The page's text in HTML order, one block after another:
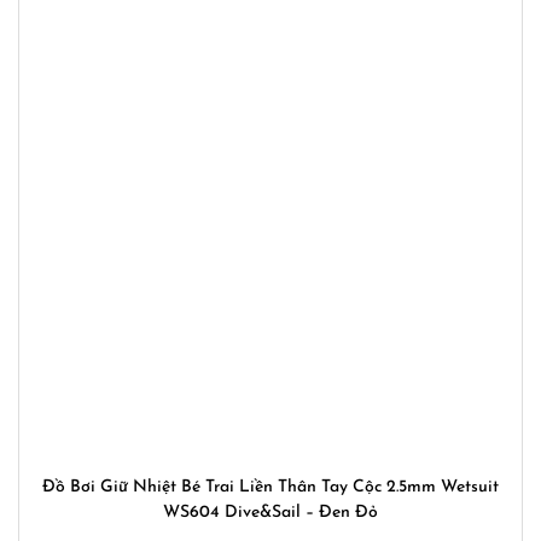
Đồ Bơi Giữ Nhiệt Bé Trai Liền Thân Tay Cộc 2.5mm Wetsuit
WS604 Dive&Sail – Đen Đỏ